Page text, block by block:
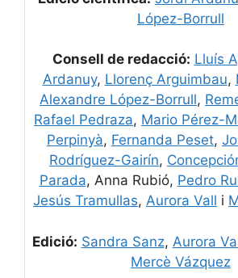
López-Borrull
Consell de redacció: Lluís
Ardanuy, Llorenç Arguimbau,
Alexandre López-Borrull,
Rafael Pedraza, Mario Pérez-
Perpinyà, Fernanda Peset,
Rodríguez-Gairín,
Parada, Anna Rubió, Pedro
Jesús Tramullas, Aurora Vall i
Edició: Sandra Sanz, Aurora
Mercè Vázquez